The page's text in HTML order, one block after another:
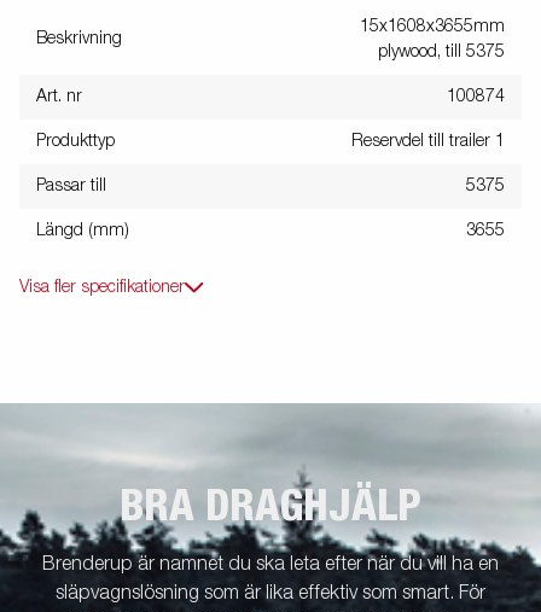
Beskrivning
15x1608x3655mm
plywood, till 5375
Art. nr 100874
Produkttyp Reservdel till trailer 1
Passar till 5375
Längd (mm) 3655
Visa fler specifikationer
BRA DRAGHJÄLP
Brenderup är namnet du ska leta efter när du vill ha en
släpvagnslösning som är lika effektiv som smart. För